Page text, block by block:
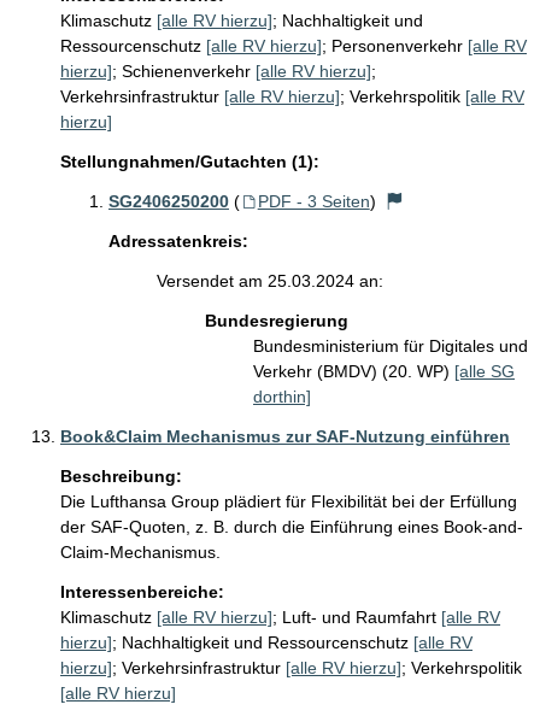
Klimaschutz [alle RV hierzu]; Nachhaltigkeit und
Ressourcenschutz [alle RV hierzu]; Personenverkehr [alle RV
hierzu]; Schienenverkehr [alle RV hierzu];
Verkehrsinfrastruktur [alle RV hierzu]; Verkehrspolitik [alle RV
hierzu]
Stellungnahmen/Gutachten (1):
SG2406250200 ( PDF - 3 Seiten)
Adressatenkreis:
Versendet am 25.03.2024 an:
Bundesregierung
Bundesministerium für Digitales und
Verkehr (BMDV) (20. WP) [alle SG
dorthin]
Book&Claim Mechanismus zur SAF-Nutzung einführen
Beschreibung:
Die Lufthansa Group plädiert für Flexibilität bei der Erfüllung
der SAF-Quoten, z. B. durch die Einführung eines Book-and-
Claim-Mechanismus.
Interessenbereiche:
Klimaschutz [alle RV hierzu]; Luft- und Raumfahrt [alle RV
hierzu]; Nachhaltigkeit und Ressourcenschutz [alle RV
hierzu]; Verkehrsinfrastruktur [alle RV hierzu]; Verkehrspolitik
[alle RV hierzu]